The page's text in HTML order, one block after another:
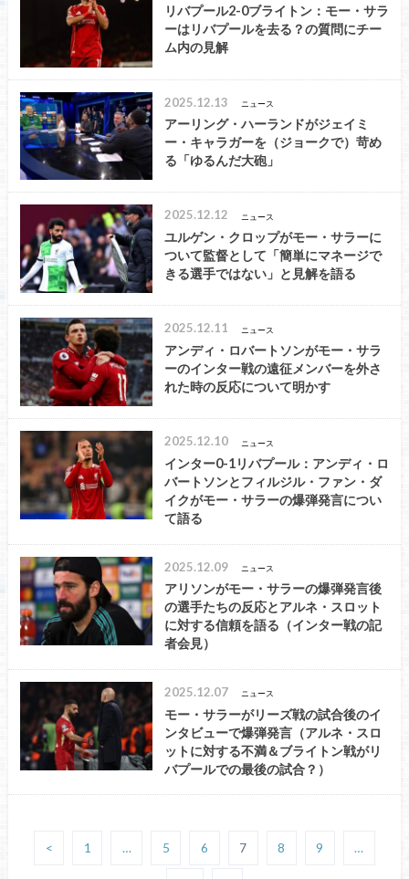
リバプール2-0ブライトン：モー・サラ
ーはリバプールを去る？の質問にチー
ム内の見解
2025.12.13 ニュース
アーリング・ハーランドがジェイミ
ー・キャラガーを（ジョークで）苛め
る「ゆるんだ大砲」
2025.12.12 ニュース
ユルゲン・クロップがモー・サラーに
ついて監督として「簡単にマネージで
きる選手ではない」と見解を語る
2025.12.11 ニュース
アンディ・ロバートソンがモー・サラ
ーのインター戦の遠征メンバーを外さ
れた時の反応について明かす
2025.12.10 ニュース
インター0-1リバプール：アンディ・ロ
バートソンとフィルジル・ファン・ダ
イクがモー・サラーの爆弾発言につい
て語る
2025.12.09 ニュース
アリソンがモー・サラーの爆弾発言後
の選手たちの反応とアルネ・スロット
に対する信頼を語る（インター戦の記
者会見）
2025.12.07 ニュース
モー・サラーがリーズ戦の試合後のイ
ンタビューで爆弾発言（アルネ・スロ
ットに対する不満＆ブライトン戦がリ
バプールでの最後の試合？）
< 1 … 5 6 7 8 9 …